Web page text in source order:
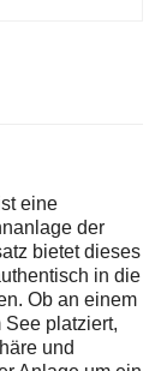
eine
der
bietet dieses
in die
Ob an einem
platziert,
und